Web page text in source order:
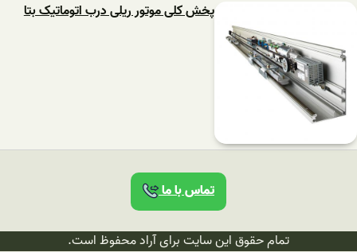
پخش کلی موتور ریلی درب اتوماتیک بتا
تماس با ما
تمام حقوق این سایت برای آراد محفوظ است.